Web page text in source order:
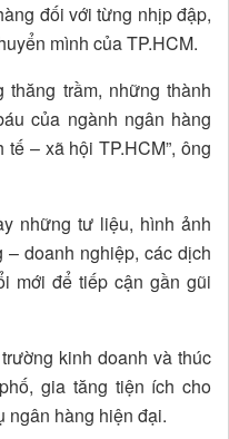
đối với từng nhịp đập,
mình của TP.HCM.
trầm, những thành
của ngành ngân hàng
– xã hội TP.HCM”, ông
những tư liệu, hình ảnh
doanh nghiệp, các dịch
mới để tiếp cận gần gũi
kinh doanh và thúc
gia tăng tiện ích cho
ngân hàng hiện đại.